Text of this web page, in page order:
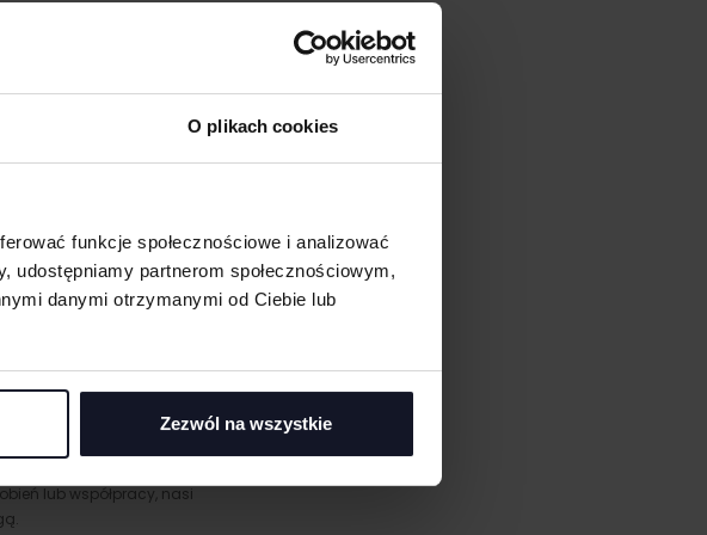
O plikach cookies
funkcje społecznościowe i analizować
partnerom społecznościowym,
danymi otrzymanymi od Ciebie lub
Zezwól na wszystkie
lub współpracy, nasi